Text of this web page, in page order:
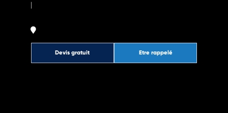
|
Etre rappelé
Devis gratuit